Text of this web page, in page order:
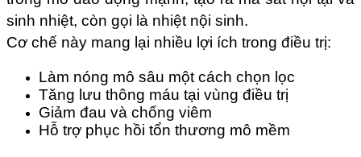
sinh nhiệt, còn gọi là nhiệt nội sinh.
Cơ chế này mang lại nhiều lợi ích trong điều trị:
Làm nóng mô sâu một cách chọn lọc
Tăng lưu thông máu tại vùng điều trị
Giảm đau và chống viêm
Hỗ trợ phục hồi tổn thương mô mềm